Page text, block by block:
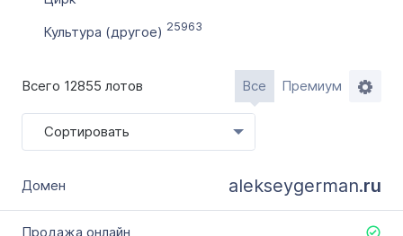
Без цифр
Тип продажи
Оформление до 20 дней
Культура (другое) 25963
Всего 12855 лотов Все Премиум
Сортировать
alekseygerman.ru